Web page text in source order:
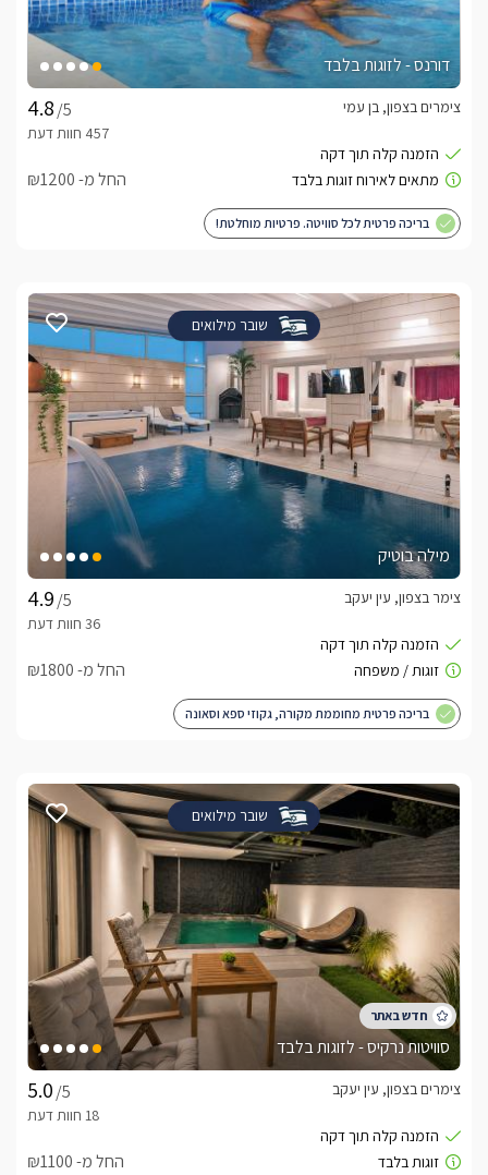
דורנס - לזוגות בלבד
/5
צימרים בצפון, בן עמי
החל מ- ₪1200
בריכה פרטית לכל סוויטה. פרטיות מוחלטת!
שובר מילואים
מילה בוטיק
/5
צימר בצפון, עין יעקב
החל מ- ₪1800
בריכה פרטית מחוממת מקורה, גקוזי ספא וסאונה
שובר מילואים
סוויטות נרקיס - לזוגות בלבד
/5
צימרים בצפון, עין יעקב
החל מ- ₪1100